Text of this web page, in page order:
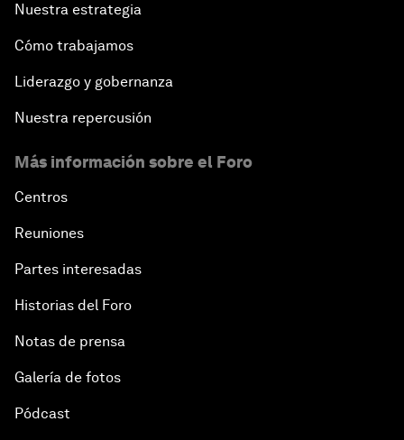
Nuestra estrategia
Cómo trabajamos
Liderazgo y gobernanza
Nuestra repercusión
Más información sobre el Foro
Centros
Reuniones
Partes interesadas
Historias del Foro
Notas de prensa
Galería de fotos
Pódcast